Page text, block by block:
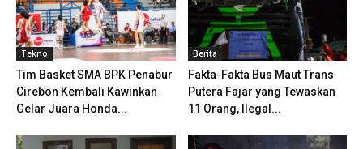
Tekno
Tim Basket SMA BPK Penabur
Cirebon Kembali Kawinkan
Gelar Juara Honda...
Berita
Fakta-Fakta Bus Maut Trans
Putera Fajar yang Tewaskan
11 Orang, Ilegal...